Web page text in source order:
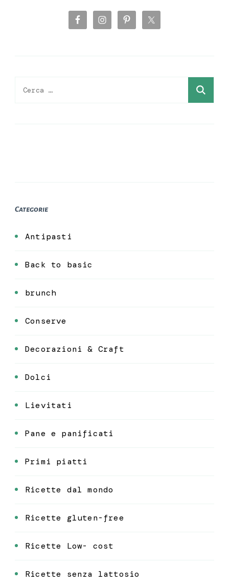
Ricerca
Categorie
Antipasti
Back to basic
brunch
Conserve
Decorazioni & Craft
Dolci
Lievitati
Pane e panificati
Primi piatti
Ricette dal mondo
Ricette gluten-free
Ricette Low- cost
Ricette senza lattosio